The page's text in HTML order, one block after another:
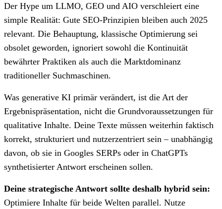
Der Hype um LLMO, GEO und AIO verschleiert eine
simple Realität: Gute SEO-Prinzipien bleiben auch 2025
relevant. Die Behauptung, klassische Optimierung sei
obsolet geworden, ignoriert sowohl die Kontinuität
bewährter Praktiken als auch die Marktdominanz
traditioneller Suchmaschinen.
Was generative KI primär verändert, ist die Art der
Ergebnispräsentation, nicht die Grundvoraussetzungen für
qualitative Inhalte. Deine Texte müssen weiterhin faktisch
korrekt, strukturiert und nutzerzentriert sein – unabhängig
davon, ob sie in Googles SERPs oder in ChatGPTs
synthetisierter Antwort erscheinen sollen.
Deine strategische Antwort sollte deshalb hybrid sein:
Optimiere Inhalte für beide Welten parallel. Nutze